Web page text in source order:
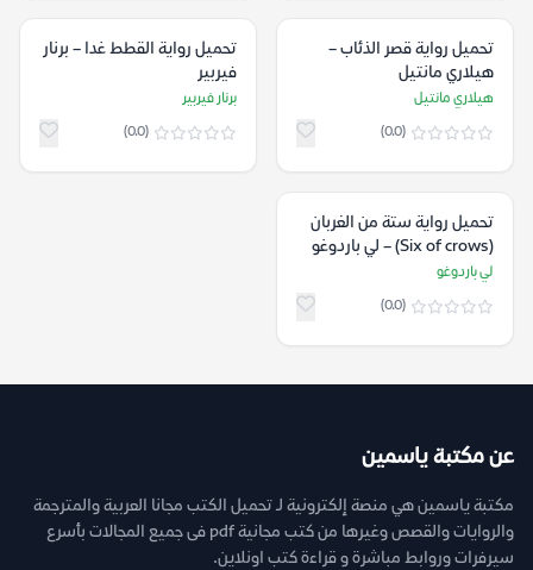
تحميل رواية قصر الذئاب –
هيلاري مانتيل
هيلاري مانتيل
(0.0)
تحميل رواية القطط غدا – برنار
فيربير
برنار فيربير
(0.0)
تحميل رواية ستة من الغربان
(Six of crows) – لي باردوغو
لي باردوغو
(0.0)
عن مكتبة ياسمين
مكتبة ياسمين هي منصة إلكترونية لـ تحميل الكتب مجانا العربية والمترجمة
والروايات والقصص وغيرها من كتب مجانية pdf فى جميع المجالات بأسرع
سيرفرات وروابط مباشرة و قراءة كتب اونلاين.